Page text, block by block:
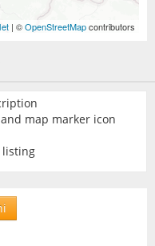
| ©OpenStreetMapcontributors
map marker icon
listing